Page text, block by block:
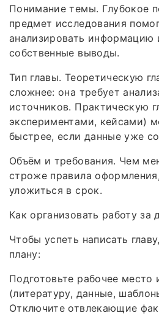
Понимание темы. Глубокое
предмет исследования
анализировать информацию
собственные выводы.
Тип главы. Теоретическую
сложнее: она требует
источников. Практическую
экспериментами, кейсами)
быстрее, если данные уже
Объём и требования. Чем
строже правила
уложиться в срок.
Как организовать работу за
Чтобы успеть написать
плану:
Подготовьте рабочее место
(литературу, данные,
Отключите отвлекающие